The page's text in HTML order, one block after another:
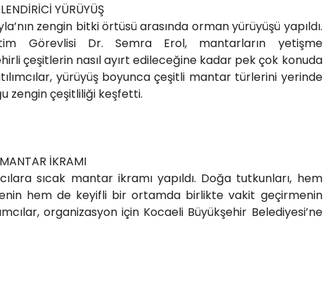
YÜRÜYÜŞ
zengin bitki örtüsü arasında orman yürüyüşü yapıldı.
Görevlisi Dr. Semra Erol, mantarların yetişme
çeşitlerin nasıl ayırt edileceğine kadar pek çok konuda
yürüyüş boyunca çeşitli mantar türlerini yerinde
zengin çeşitliliği keşfetti.
İKRAMI
sıcak mantar ikramı yapıldı. Doğa tutkunları, hem
hem de keyifli bir ortamda birlikte vakit geçirmenin
organizasyon için Kocaeli Büyükşehir Belediyesi’ne